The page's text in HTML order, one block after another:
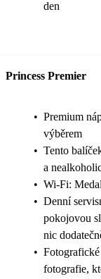
den
Princess Premier
• Premium
výběrem
• Tento
a
• Wi-Fi:
• Denní
pokojovou
nic
•
fotografie,